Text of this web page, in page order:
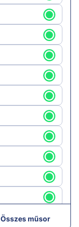
Összes műsor